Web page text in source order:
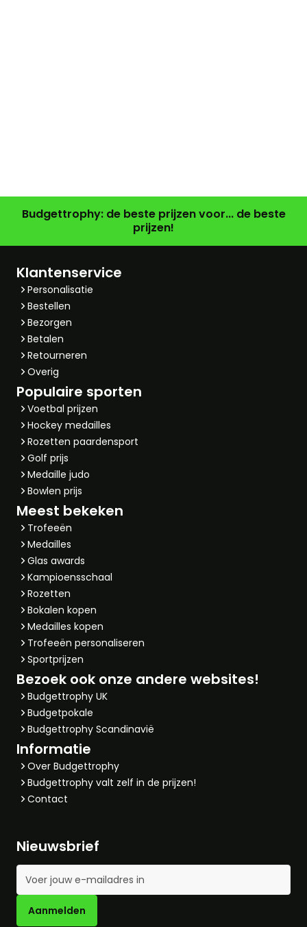
Budgettrophy: de beste prijzen voor... de beste
prijzen!
Klantenservice
Personalisatie
Bestellen
Bezorgen
Betalen
Retourneren
Overig
Populaire sporten
Voetbal prijzen
Hockey medailles
Rozetten paardensport
Golf prijs
Medaille judo
Bowlen prijs
Meest bekeken
Trofeeën
Medailles
Glas awards
Kampioensschaal
Rozetten
Bokalen kopen
Medailles kopen
Trofeeën personaliseren
Sportprijzen
Bezoek ook onze andere websites!
Budgettrophy UK
Budgetpokale
Budgettrophy Scandinavië
Informatie
Over Budgettrophy
Budgettrophy valt zelf in de prijzen!
Contact
Nieuwsbrief
E-mailadres
Aanmelden